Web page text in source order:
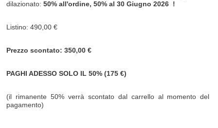
dilazionato:50% all'ordine, 50% al30 Giugno 2026 !
Listino: 490,00 €
Prezzo scontato: 350,00 €
PAGHI ADESSO SOLO IL 50% (175 €)
(il rimanente 50% verrà scontato dal carrello al momento del
pagamento)